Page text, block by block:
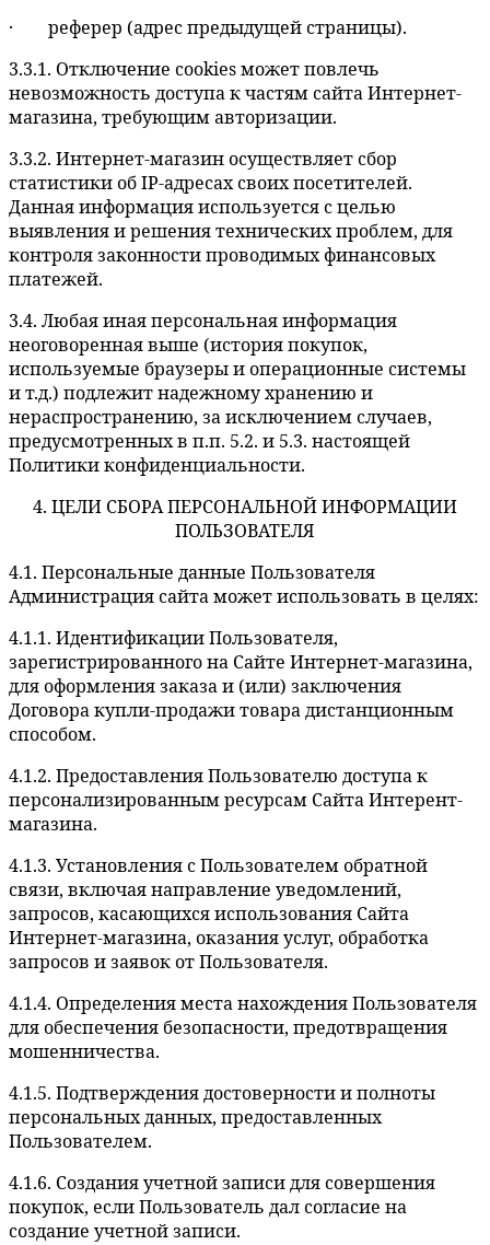
· реферер (адрес предыдущей страницы).
3.3.1. Отключение cookies может повлечь
невозможность доступа к частям сайта Интернет-
магазина, требующим авторизации.
3.3.2. Интернет-магазин осуществляет сбор
статистики об IP-адресах своих посетителей.
Данная информация используется с целью
выявления и решения технических проблем, для
контроля законности проводимых финансовых
платежей.
3.4. Любая иная персональная информация
неоговоренная выше (история покупок,
используемые браузеры и операционные системы
и т.д.) подлежит надежному хранению и
нераспространению, за исключением случаев,
предусмотренных в п.п. 5.2. и 5.3. настоящей
Политики конфиденциальности.
4. ЦЕЛИ СБОРА ПЕРСОНАЛЬНОЙ ИНФОРМАЦИИ
ПОЛЬЗОВАТЕЛЯ
4.1. Персональные данные Пользователя
Администрация сайта может использовать в целях:
4.1.1. Идентификации Пользователя,
зарегистрированного на Сайте Интернет-магазина,
для оформления заказа и (или) заключения
Договора купли-продажи товара дистанционным
способом.
4.1.2. Предоставления Пользователю доступа к
персонализированным ресурсам Сайта Интерент-
магазина.
4.1.3. Установления с Пользователем обратной
связи, включая направление уведомлений,
запросов, касающихся использования Сайта
Интернет-магазина, оказания услуг, обработка
запросов и заявок от Пользователя.
4.1.4. Определения места нахождения Пользователя
для обеспечения безопасности, предотвращения
мошенничества.
4.1.5. Подтверждения достоверности и полноты
персональных данных, предоставленных
Пользователем.
4.1.6. Создания учетной записи для совершения
покупок, если Пользователь дал согласие на
создание учетной записи.